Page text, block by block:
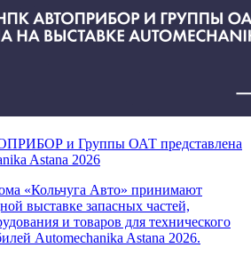
и Группы ОАТ представлена
Astana 2026
«Кольчуга Авто» принимают
выставке запасных частей,
и товаров для технического
Automechanika Astana 2026.